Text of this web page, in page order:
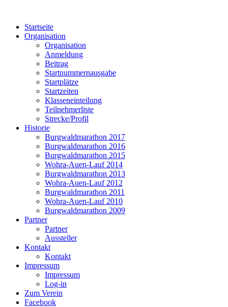
Startseite
Organisation
Organisation
Anmeldung
Beitrag
Startnummernausgabe
Startplätze
Startzeiten
Klasseneinteilung
Teilnehmerliste
Strecke/Profil
Historie
Burgwaldmarathon 2017
Burgwaldmarathon 2016
Burgwaldmarathon 2015
Wohra-Auen-Lauf 2014
Burgwaldmarathon 2013
Wohra-Auen-Lauf 2012
Burgwaldmarathon 2011
Wohra-Auen-Lauf 2010
Burgwaldmarathon 2009
Partner
Partner
Aussteller
Kontakt
Kontakt
Impressum
Impressum
Log-in
Zum Verein
Facebook